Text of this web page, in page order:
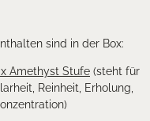
sind in der Box:
x Amethyst Stufe (steht für
Reinheit, Erholung,